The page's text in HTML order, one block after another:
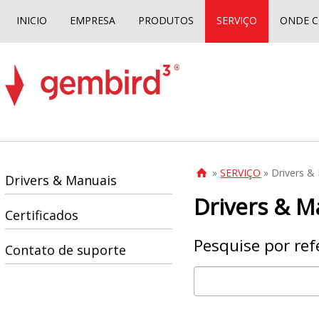
INICIO EMPRESA PRODUTOS SERVIÇO ONDE
 »SERVIÇO » Drivers &
Drivers &
Pesquise por
Drivers & Manuais
Certificados
Contato de suporte